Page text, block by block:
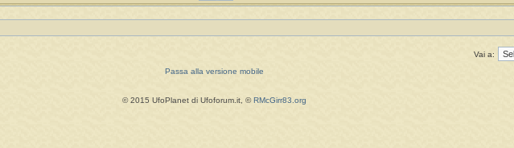
Vai a:
Passa alla versione mobile
© 2015 UfoPlanet di Ufoforum.it, © RMcGirr83.org